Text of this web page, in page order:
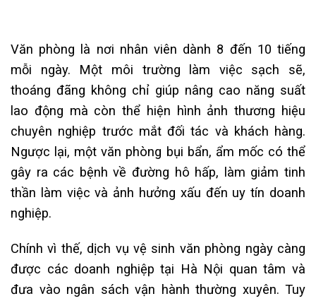
Văn phòng là nơi nhân viên dành 8 đến 10 tiếng
mỗi ngày. Một môi trường làm việc sạch sẽ,
thoáng đãng không chỉ giúp nâng cao năng suất
lao động mà còn thể hiện hình ảnh thương hiệu
chuyên nghiệp trước mắt đối tác và khách hàng.
Ngược lại, một văn phòng bụi bẩn, ẩm mốc có thể
gây ra các bệnh về đường hô hấp, làm giảm tinh
thần làm việc và ảnh hưởng xấu đến uy tín doanh
nghiệp.
Chính vì thế, dịch vụ vệ sinh văn phòng ngày càng
được các doanh nghiệp tại Hà Nội quan tâm và
đưa vào ngân sách vận hành thường xuyên. Tuy